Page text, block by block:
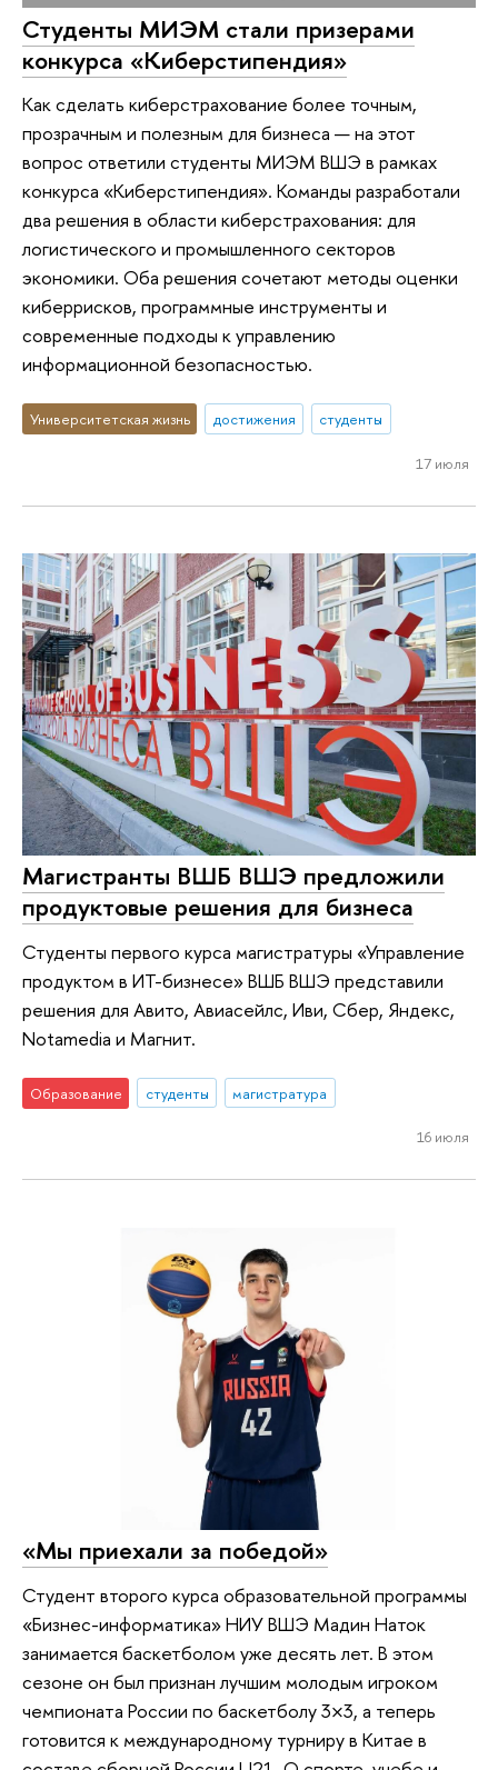
Студенты МИЭМ стали призерами
конкурса «Киберстипендия»
Как сделать киберстрахование более точным,
прозрачным и полезным для бизнеса — на этот
вопрос ответили студенты МИЭМ ВШЭ в рамках
конкурса «Киберстипендия». Команды разработали
два решения в области киберстрахования: для
логистического и промышленного секторов
экономики. Оба решения сочетают методы оценки
киберрисков, программные инструменты и
современные подходы к управлению
информационной безопасностью.
Университетская жизнь достижения студенты
17 июля
Магистранты ВШБ ВШЭ предложили
продуктовые решения для бизнеса
Студенты первого курса магистратуры «Управление
продуктом в ИТ-бизнесе» ВШБ ВШЭ представили
решения для Авито, Авиасейлс, Иви, Сбер, Яндекс,
Notamedia и Магнит.
Образование студенты магистратура
16 июля
«Мы приехали за победой»
Студент второго курса образовательной программы
«Бизнес-информатика» НИУ ВШЭ Мадин Наток
занимается баскетболом уже десять лет. В этом
сезоне он был признан лучшим молодым игроком
чемпионата России по баскетболу 3×3, а теперь
готовится к международному турниру в Китае в